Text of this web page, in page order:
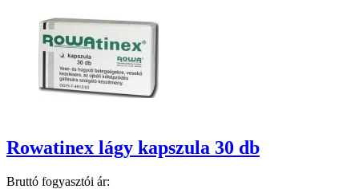
Rowatinex lágy kapszula 30 db
Bruttó fogyasztói ár: